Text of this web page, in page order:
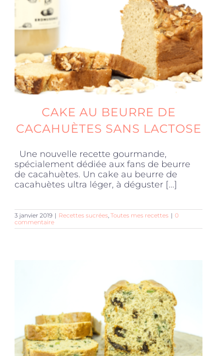
Produits sains
Click and collect
Traiteur
Cours
Accessoires
Offres
CAKE AU BEURRE DE
CACAHUÈTES SANS LACTOSE
Une nouvelle recette gourmande,
spécialement dédiée aux fans de beurre
de cacahuètes. Un cake au beurre de
cacahuètes ultra léger, à déguster [...]
3 janvier 2019 | Recettes sucrées Toutes mes recettes | 0
commentaire